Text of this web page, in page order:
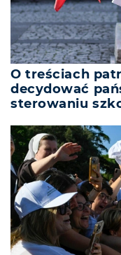
O treściach
decydować
sterowaniu